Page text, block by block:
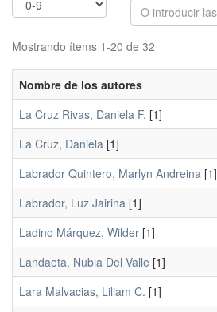
Mostrando ítems 1-20 de 32
Nombre de los autores
La Cruz Rivas, Daniela F. [1]
La Cruz, Daniela [1]
Labrador Quintero, Marlyn Andreina [1]
Labrador, Luz Jairina [1]
Ladino Márquez, Wilder [1]
Landaeta, Nubia Del Valle [1]
Lara Malvacias, Liliam C. [1]